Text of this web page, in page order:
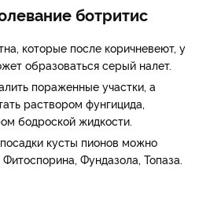
ботритис
которые после коричневеют, у
образоваться серый налет.
пораженные участки, а
раствором фунгицида,
бодроской жидкости.
кусты пионов можно
Фундазола, Топаза.